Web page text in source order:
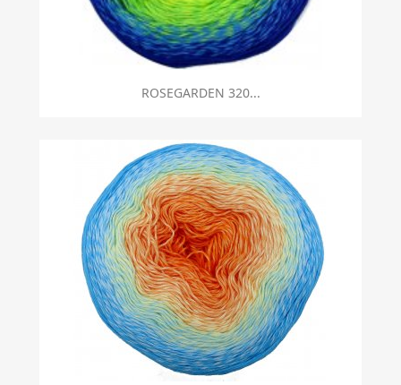
ROSEGARDEN 320...